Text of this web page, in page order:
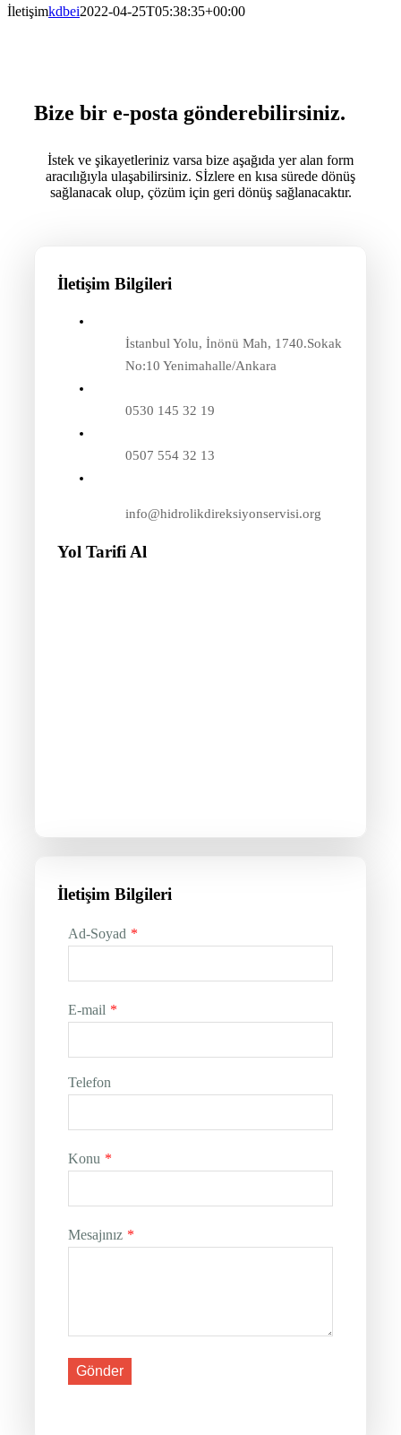
İletişimkdbei2022-04-25T05:38:35+00:00
Bize bir e-posta gönderebilirsiniz.
İstek ve şikayetleriniz varsa bize aşağıda yer alan form
aracılığıyla ulaşabilirsiniz. Sİzlere en kısa sürede dönüş
sağlanacak olup, çözüm için geri dönüş sağlanacaktır.
İletişim Bilgileri
İstanbul Yolu, İnönü Mah, 1740.Sokak
No:10 Yenimahalle/Ankara
0530 145 32 19
0507 554 32 13
info@hidrolikdireksiyonservisi.org
Yol Tarifi Al
İletişim Bilgileri
Ad-Soyad *
E-mail *
Telefon
Konu *
Mesajınız *
Gönder